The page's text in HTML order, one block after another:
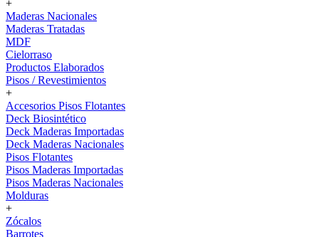
+
Maderas Nacionales
Maderas Tratadas
MDF
Cielorraso
Productos Elaborados
Pisos / Revestimientos
+
Accesorios Pisos Flotantes
Deck Biosintético
Deck Maderas Importadas
Deck Maderas Nacionales
Pisos Flotantes
Pisos Maderas Importadas
Pisos Maderas Nacionales
Molduras
+
Zócalos
Barrotes